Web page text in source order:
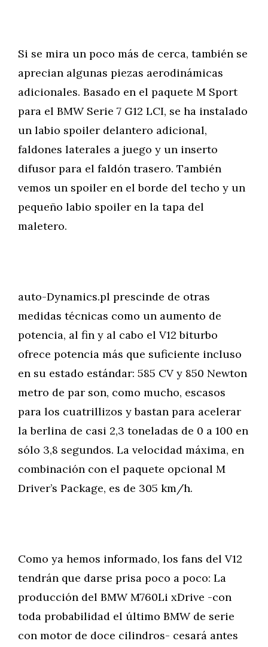
Si se mira un poco más de cerca, también se
aprecian algunas piezas aerodinámicas
adicionales. Basado en el paquete M Sport
para el BMW Serie 7 G12 LCI, se ha instalado
un labio spoiler delantero adicional,
faldones laterales a juego y un inserto
difusor para el faldón trasero. También
vemos un spoiler en el borde del techo y un
pequeño labio spoiler en la tapa del
maletero.
auto-Dynamics.pl prescinde de otras
medidas técnicas como un aumento de
potencia, al fin y al cabo el V12 biturbo
ofrece potencia más que suficiente incluso
en su estado estándar: 585 CV y 850 Newton
metro de par son, como mucho, escasos
para los cuatrillizos y bastan para acelerar
la berlina de casi 2,3 toneladas de 0 a 100 en
sólo 3,8 segundos. La velocidad máxima, en
combinación con el paquete opcional M
Driver’s Package, es de 305 km/h.
Como ya hemos informado, los fans del V12
tendrán que darse prisa poco a poco: La
producción del BMW M760Li xDrive -con
toda probabilidad el último BMW de serie
con motor de doce cilindros- cesará antes